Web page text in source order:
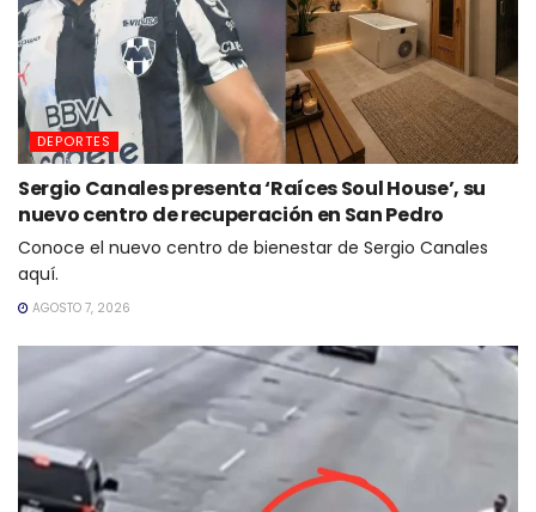
DEPORTES
Sergio Canales presenta ‘Raíces Soul House’, su
nuevo centro de recuperación en San Pedro
Conoce el nuevo centro de bienestar de Sergio Canales
aquí.
AGOSTO 7, 2026